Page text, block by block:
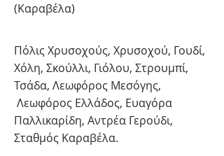
(Καραβέλα)
Πόλις Χρυσοχούς, Χρυσοχού, Γουδί,
Χόλη, Σκούλλι, Γιόλου, Στρουμπί,
Τσάδα, Λεωφόρος Μεσόγης,
Λεωφόρος Ελλάδος, Ευαγόρα
Παλλικαρίδη, Αντρέα Γερούδι,
Σταθμός Καραβέλα.